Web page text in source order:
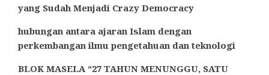
yang Sudah Menjadi Crazy Democracy
hubungan antara ajaran Islam dengan
perkembangan ilmu pengetahuan dan teknologi
BLOK MASELA “27 TAHUN MENUNGGU, SATU